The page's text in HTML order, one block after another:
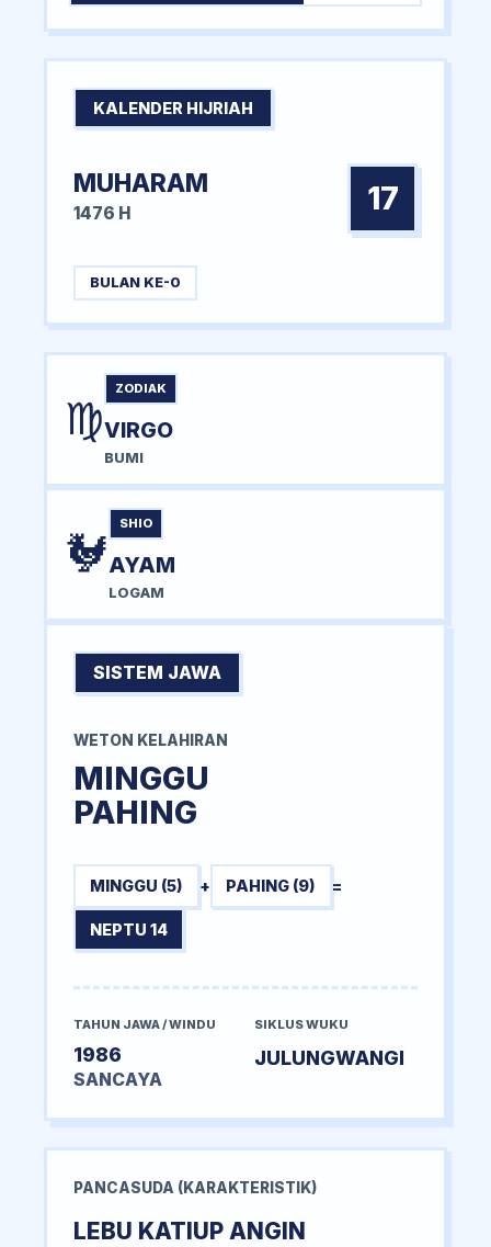
KALENDER HIJRIAH
MUHARAM
1476 H 17
BULAN KE-0
♍
ZODIAK
VIRGO
BUMI
🐓
SHIO
AYAM
LOGAM
SISTEM JAWA
WETON KELAHIRAN
MINGGU
PAHING
MINGGU (5) + PAHING (9) =
NEPTU 14
TAHUN JAWA / WINDU
1986
SANCAYA
SIKLUS WUKU
JULUNGWANGI
PANCASUDA (KARAKTERISTIK)
LEBU KATIUP ANGIN